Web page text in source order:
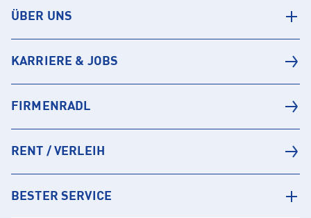
ÜBER UNS
KARRIERE & JOBS
FIRMENRADL
RENT / VERLEIH
BESTER SERVICE